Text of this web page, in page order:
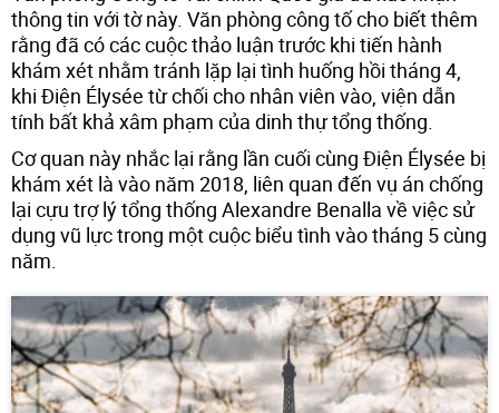
thông tin với tờ này. Văn phòng công tố cho biết thêm
rằng đã có các cuộc thảo luận trước khi tiến hành
khám xét nhằm tránh lặp lại tình huống hồi tháng 4,
khi Điện Élysée từ chối cho nhân viên vào, viện dẫn
tính bất khả xâm phạm của dinh thự tổng thống.
Cơ quan này nhắc lại rằng lần cuối cùng Điện Élysée bị
khám xét là vào năm 2018, liên quan đến vụ án chống
lại cựu trợ lý tổng thống Alexandre Benalla về việc sử
dụng vũ lực trong một cuộc biểu tình vào tháng 5 cùng
năm.